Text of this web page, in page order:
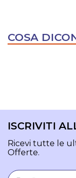
COSA
ISCRIVITI
Ricevi tutte le
Offerte.
Email